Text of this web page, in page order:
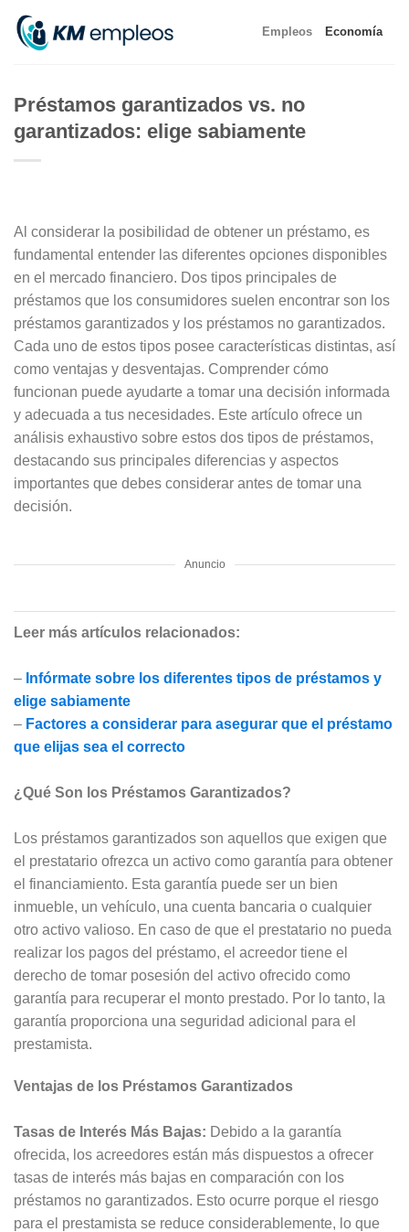
content
Empleos Economía
Préstamos garantizados vs. no
garantizados: elige sabiamente
Al considerar la posibilidad de obtener un préstamo, es
fundamental entender las diferentes opciones disponibles
en el mercado financiero. Dos tipos principales de
préstamos que los consumidores suelen encontrar son los
préstamos garantizados y los préstamos no garantizados.
Cada uno de estos tipos posee características distintas, así
como ventajas y desventajas. Comprender cómo
funcionan puede ayudarte a tomar una decisión informada
y adecuada a tus necesidades. Este artículo ofrece un
análisis exhaustivo sobre estos dos tipos de préstamos,
destacando sus principales diferencias y aspectos
importantes que debes considerar antes de tomar una
decisión.
Anuncio
Leer más artículos relacionados:
– Infórmate sobre los diferentes tipos de préstamos y
elige sabiamente
– Factores a considerar para asegurar que el préstamo
que elijas sea el correcto
¿Qué Son los Préstamos Garantizados?
Los préstamos garantizados son aquellos que exigen que
el prestatario ofrezca un activo como garantía para obtener
el financiamiento. Esta garantía puede ser un bien
inmueble, un vehículo, una cuenta bancaria o cualquier
otro activo valioso. En caso de que el prestatario no pueda
realizar los pagos del préstamo, el acreedor tiene el
derecho de tomar posesión del activo ofrecido como
garantía para recuperar el monto prestado. Por lo tanto, la
garantía proporciona una seguridad adicional para el
prestamista.
Ventajas de los Préstamos Garantizados
Tasas de Interés Más Bajas: Debido a la garantía
ofrecida, los acreedores están más dispuestos a ofrecer
tasas de interés más bajas en comparación con los
préstamos no garantizados. Esto ocurre porque el riesgo
para el prestamista se reduce considerablemente, lo que